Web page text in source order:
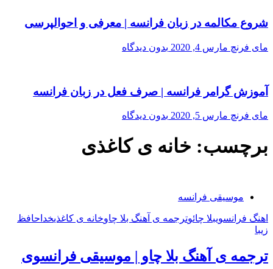
شروع مکالمه در زبان فرانسه | معرفی و احوالپرسی
مای فرنچ مارس 4, 2020 بدون دیدگاه
آموزش گرامر فرانسه | صرف فعل در زبان فرانسه
مای فرنچ مارس 5, 2020 بدون دیدگاه
برچسب: خانه ی کاغذی
موسیقی فرانسه
اهنگ فرانسویبلا چائوترجمه ی آهنگ بلا چاوخانه ی کاغذیخداحافظ
زیبا
ترجمه ی آهنگ بلا چاو | موسیقی فرانسوی